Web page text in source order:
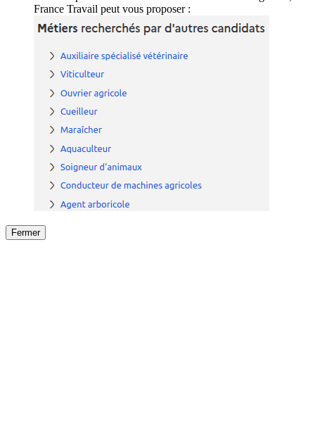
France Travail peut vous proposer :
Fermer